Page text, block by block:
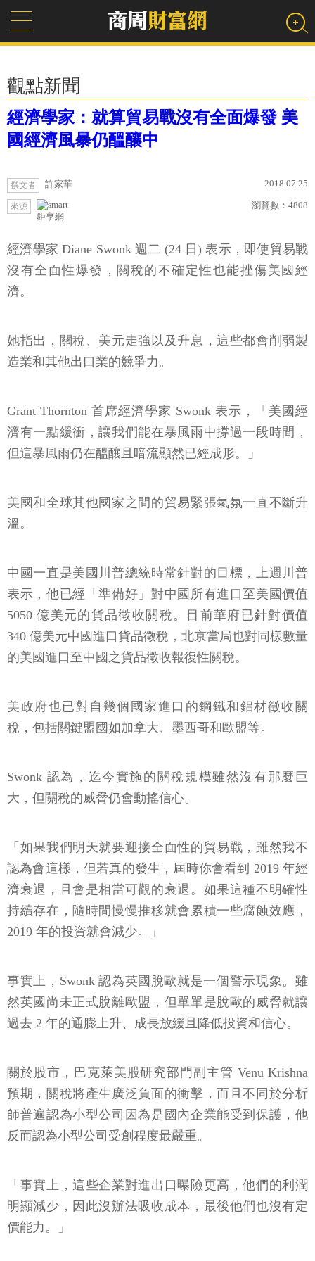
觀點新聞
經濟學家：就算貿易戰沒有全面爆發 美
國經濟風暴仍醞釀中
撰文者 許家華 2018.07.25
來源
鉅亨網
瀏覽數： 4808
經濟學家 Diane Swonk 週二 (24 日) 表示，即使貿易戰
沒有全面性爆發，關稅的不確定性也能挫傷美國經
濟。
她指出，關稅、美元走強以及升息，這些都會削弱製
造業和其他出口業的競爭力。
Grant Thornton 首席經濟學家 Swonk 表示，「美國經
濟有一點緩衝，讓我們能在暴風雨中撐過一段時間，
但這暴風雨仍在醞釀且暗流顯然已經成形。」
美國和全球其他國家之間的貿易緊張氣氛一直不斷升
溫。
中國一直是美國川普總統時常針對的目標，上週川普
表示，他已經「準備好」對中國所有進口至美國價值
5050 億美元的貨品徵收關稅。目前華府已針對價值
340 億美元中國進口貨品徵稅，北京當局也對同樣數量
的美國進口至中國之貨品徵收報復性關稅。
美政府也已對自幾個國家進口的鋼鐵和鋁材徵收關
稅，包括關鍵盟國如加拿大、墨西哥和歐盟等。
Swonk 認為，迄今實施的關稅規模雖然沒有那麼巨
大，但關稅的威脅仍會動搖信心。
「如果我們明天就要迎接全面性的貿易戰，雖然我不
認為會這樣，但若真的發生，屆時你會看到 2019 年經
濟衰退，且會是相當可觀的衰退。如果這種不明確性
持續存在，隨時間慢慢推移就會累積一些腐蝕效應，
2019 年的投資就會減少。」
事實上，Swonk 認為英國脫歐就是一個警示現象。雖
然英國尚未正式脫離歐盟，但單單是脫歐的威脅就讓
過去 2 年的通膨上升、成長放緩且降低投資和信心。
關於股市，巴克萊美股研究部門副主管 Venu Krishna
預期，關稅將產生廣泛負面的衝擊，而且不同於分析
師普遍認為小型公司因為是國內企業能受到保護，他
反而認為小型公司受創程度最嚴重。
「事實上，這些企業對進出口曝險更高，他們的利潤
明顯減少，因此沒辦法吸收成本，最後他們也沒有定
價能力。」